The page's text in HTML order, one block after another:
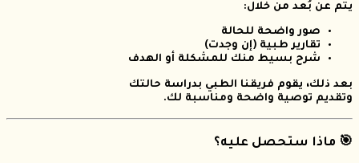
يتم عن بُعد من خلال:
صور واضحة للحالة
تقارير طبية (إن وجدت)
شرح بسيط منك للمشكلة أو الهدف
بعد ذلك، يقوم فريقنا الطبي بدراسة حالتك
وتقديم توصية واضحة ومناسبة لك.
🎯 ماذا ستحصل عليه؟